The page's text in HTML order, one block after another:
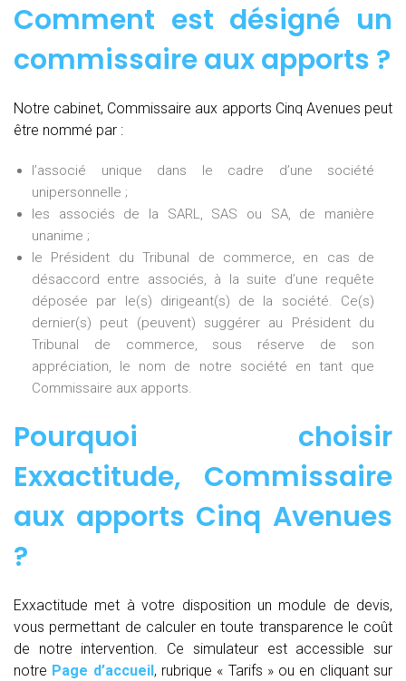
Comment est désigné un
commissaire aux apports ?
Notre cabinet, Commissaire aux apports Cinq Avenues peut
être nommé par :
l’associé unique dans le cadre d’une société
unipersonnelle ;
les associés de la SARL, SAS ou SA, de manière
unanime ;
le Président du Tribunal de commerce, en cas de
désaccord entre associés, à la suite d’une requête
déposée par le(s) dirigeant(s) de la société. Ce(s)
dernier(s) peut (peuvent) suggérer au Président du
Tribunal de commerce, sous réserve de son
appréciation, le nom de notre société en tant que
Commissaire aux apports.
Pourquoi choisir
Exxactitude, Commissaire
aux apports Cinq Avenues
?
Exxactitude met à votre disposition un module de devis,
vous permettant de calculer en toute transparence le coût
de notre intervention. Ce simulateur est accessible sur
notre Page d’accueil, rubrique « Tarifs » ou en cliquant sur